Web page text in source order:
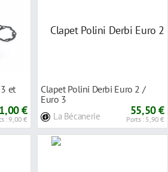
et
€
: 9,00 €
Clapet Polini Derbi Euro 2 /
Euro 3
La Bécanerie 55,50 €
Ports : 5,90 €